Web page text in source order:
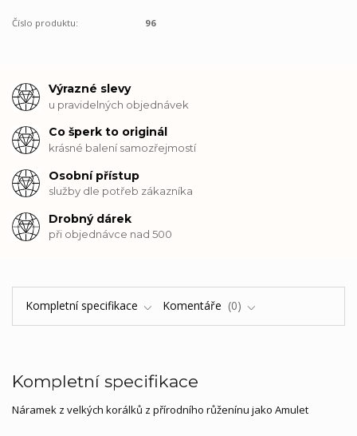
Číslo produktu: 96
Výrazné slevy
u pravidelných objednávek
Co šperk to originál
krásné balení samozřejmostí
Osobní přístup
služby dle potřeb zákazníka
Drobný dárek
při objednávce nad 500
Kompletní specifikace Komentáře 0
Kompletní specifikace
Náramek z velkých korálků z přírodního růženínu jako Amulet